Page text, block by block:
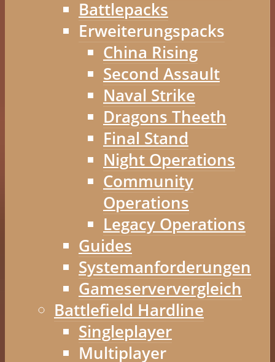
Battlepacks
Erweiterungspacks
China Rising
Second Assault
Naval Strike
Dragons Theeth
Final Stand
Night Operations
Community
Operations
Legacy Operations
Guides
Systemanforderungen
Gameserververgleich
Battlefield Hardline
Singleplayer
Multiplayer